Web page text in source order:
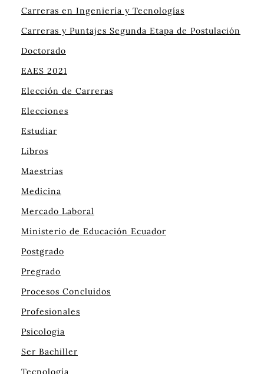
Carreras en Ingeniería y Tecnologías
Carreras y Puntajes Segunda Etapa de Postulación
Doctorado
EAES 2021
Elección de Carreras
Elecciones
Estudiar
Libros
Maestrías
Medicina
Mercado Laboral
Ministerio de Educación Ecuador
Postgrado
Pregrado
Procesos Concluidos
Profesionales
Psicologia
Ser Bachiller
Tecnología